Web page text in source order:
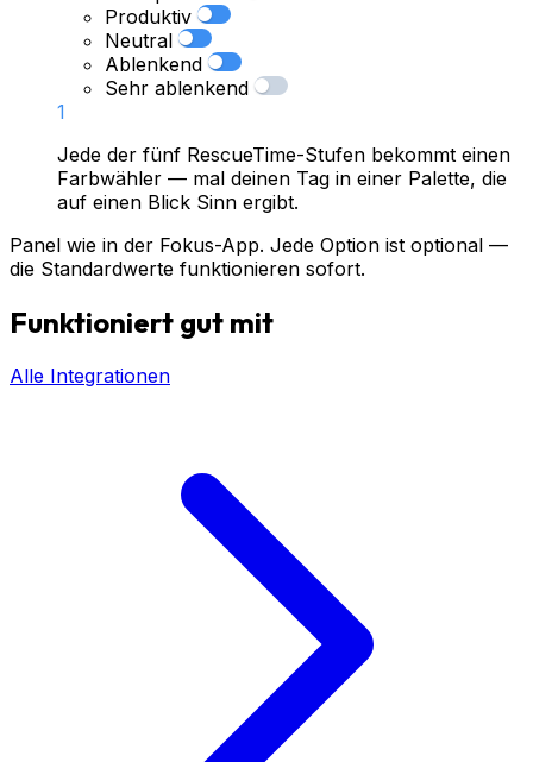
Produktiv
Neutral
Ablenkend
Sehr ablenkend
1
Jede der fünf RescueTime-Stufen bekommt einen
Farbwähler — mal deinen Tag in einer Palette, die
auf einen Blick Sinn ergibt.
Panel wie in der Fokus-App. Jede Option ist optional —
die Standardwerte funktionieren sofort.
Funktioniert gut mit
Alle Integrationen